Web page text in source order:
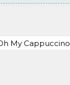
My Cappuccino